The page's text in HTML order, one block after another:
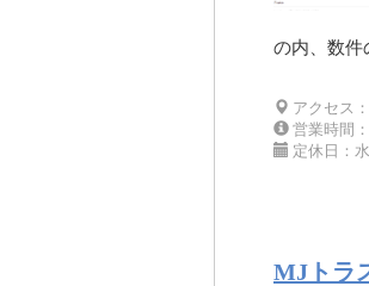
の内、数
アクセス
営業時間
定休日：
MJトラ